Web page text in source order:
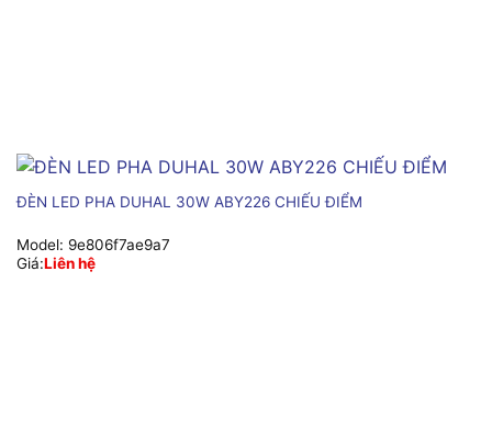
ĐÈN LED PHA DUHAL 30W ABY226 CHIẾU ĐIỂM
Model: 9e806f7ae9a7
Giá:Liên hệ